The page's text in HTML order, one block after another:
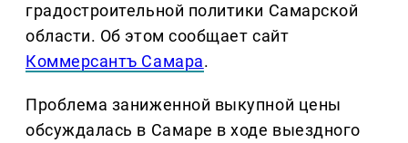
градостроительной политики Самарской
области. Об этом сообщает сайт
Коммерсантъ Самара.
Проблема заниженной выкупной цены
обсуждалась в Самаре в ходе выездного